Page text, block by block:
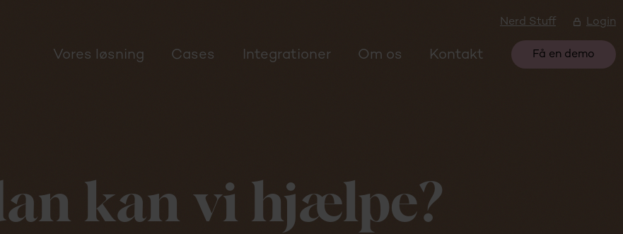
Nerd Stuff Login
Vores løsning Cases Integrationer Om os Kontakt Få en demo
kan vi hjælpe?